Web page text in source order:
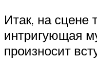
Итак, на сцене
интригующая
произносит